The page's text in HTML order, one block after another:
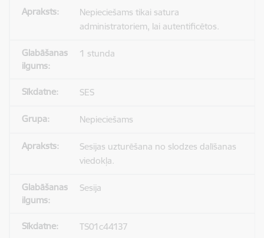
Nepieciešams tikai satura
administratoriem, lai autentificētos.
1 stunda
SES
Nepieciešams
Sesijas uzturēšana no slodzes dalīšanas
viedokļa.
Sesija
TS01c44137